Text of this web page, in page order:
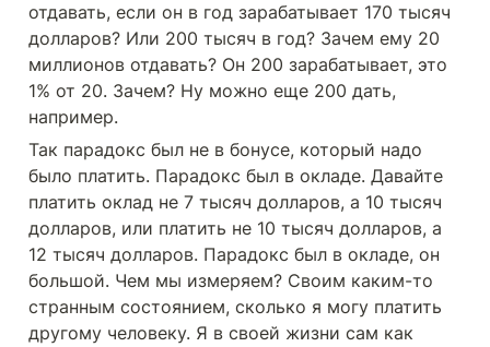
отдавать, если он в год зарабатывает 170 тысяч
долларов? Или 200 тысяч в год? Зачем ему 20
миллионов отдавать? Он 200 зарабатывает, это
1% от 20. Зачем? Ну можно еще 200 дать,
например.
Так парадокс был не в бонусе, который надо
было платить. Парадокс был в окладе. Давайте
платить оклад не 7 тысяч долларов, а 10 тысяч
долларов, или платить не 10 тысяч долларов, а
12 тысяч долларов. Парадокс был в окладе, он
большой. Чем мы измеряем? Своим каким-то
странным состоянием, сколько я могу платить
другому человеку. Я в своей жизни сам как